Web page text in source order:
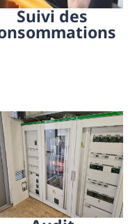
Suivi des